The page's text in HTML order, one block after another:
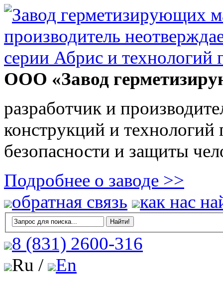
ООО «Завод
разработчик и
конструкций и
безопасности и защиты
Подробнее о заводе >>
обратная связь
как нас
8 (831) 2600-316
Ru /
En